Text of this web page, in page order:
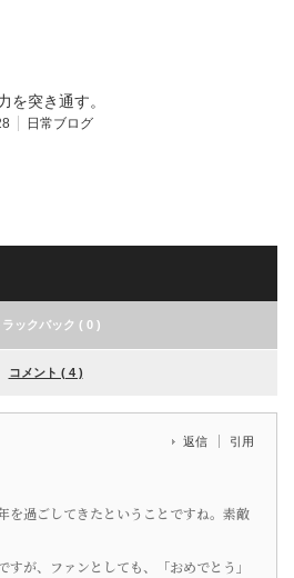
を突き通す。
日常ブログ
ラックバック ( 0 )
コメント ( 4 )
返信 引用
を過ごしてきたということですね。素敵
が、ファンとしても、「おめでとう」